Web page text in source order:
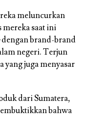
meluncurkan
mereka saat ini
dengan brand-brand
negeri. Terjun
yang juga menyasar
dari Sumatera,
bahwa